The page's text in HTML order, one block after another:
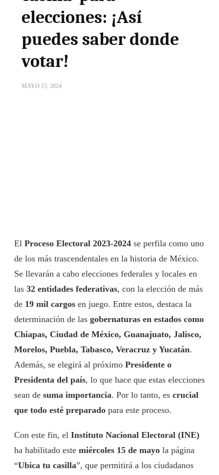
elecciones: ¡Así
puedes saber donde
votar!
MAYO 15, 2024
El Proceso Electoral 2023-2024 se perfila como uno
de los más trascendentales en la historia de México.
Se llevarán a cabo elecciones federales y locales en
las 32 entidades federativas, con la elección de más
de 19 mil cargos en juego. Entre estos, destaca la
determinación de las gobernaturas en estados como
Chiapas, Ciudad de México, Guanajuato, Jalisco,
Morelos, Puebla, Tabasco, Veracruz y Yucatán.
Además, se elegirá al próximo Presidente o
Presidenta del país, lo que hace que estas elecciones
sean de suma importancia. Por lo tanto, es crucial
que todo esté preparado para este proceso.
Con este fin, el Instituto Nacional Electoral (INE)
ha habilitado este miércoles 15 de mayo la página
“Ubica tu casilla”, que permitirá a los ciudadanos